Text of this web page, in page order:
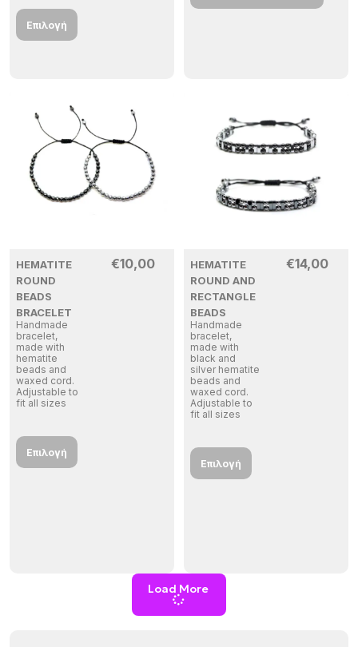
Επιλογή
HEMATITE
ROUND
BEADS
BRACELET
Handmade
bracelet,
made with
hematite
beads and
waxed cord.
Adjustable to
fit all sizes
€10,00
Επιλογή
HEMATITE
ROUND AND
RECTANGLE
BEADS
Handmade
bracelet,
made with
black and
silver hematite
beads and
waxed cord.
Adjustable to
fit all sizes
€14,00
Επιλογή
Load More